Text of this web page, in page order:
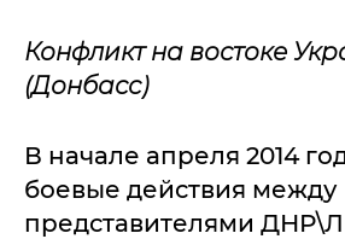
Конфликт на востоке
(Донбасс)
В начале апреля 2014
боевые действия между
представителями